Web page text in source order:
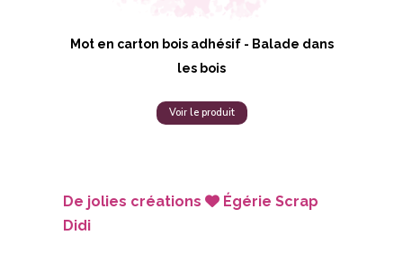
Mot en carton bois adhésif - Balade dans
les bois
Voir le produit
De jolies créations  Égérie Scrap
Didi